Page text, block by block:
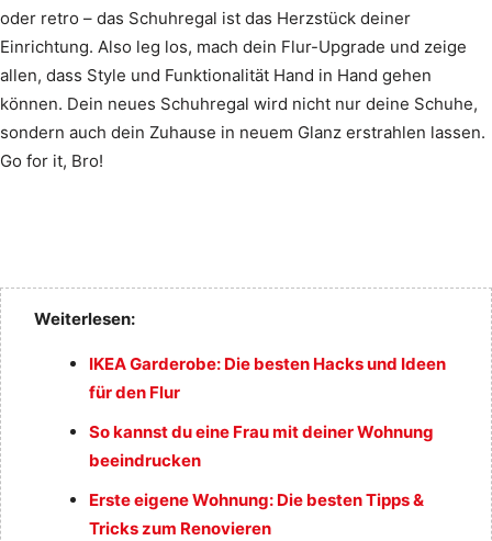
oder retro – das Schuhregal ist das Herzstück deiner
Einrichtung. Also leg los, mach dein Flur-Upgrade und zeige
allen, dass Style und Funktionalität Hand in Hand gehen
können. Dein neues Schuhregal wird nicht nur deine Schuhe,
sondern auch dein Zuhause in neuem Glanz erstrahlen lassen.
Go for it, Bro!
Weiterlesen:
IKEA Garderobe: Die besten Hacks und Ideen
für den Flur
So kannst du eine Frau mit deiner Wohnung
beeindrucken
Erste eigene Wohnung: Die besten Tipps &
Tricks zum Renovieren